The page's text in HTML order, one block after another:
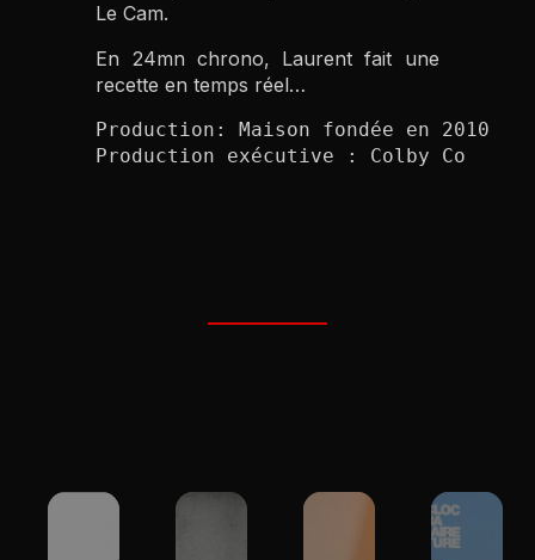
Le Cam.
En 24mn chrono, Laurent fait une
recette en temps réel…
Production: Maison fondée en 2010
Production exécutive : Colby Co